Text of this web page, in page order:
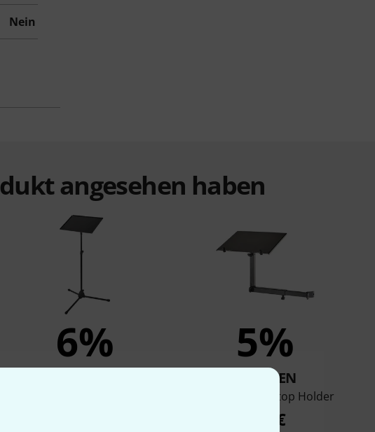
Nein
angesehen haben
6% 5%
KAUFTEN
K&M 18815 Laptop Holder
108 €